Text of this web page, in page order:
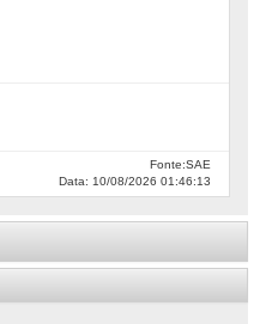
Fonte:SAE
Data: 10/08/2026 01:46:13